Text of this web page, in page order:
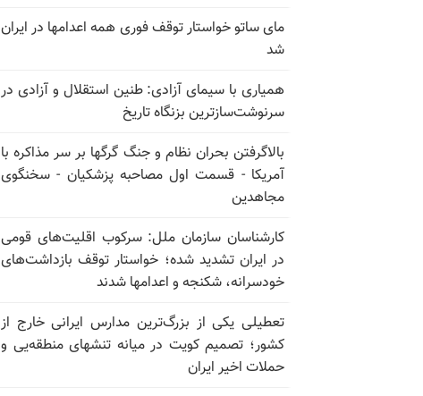
مای ساتو خواستار توقف فوری همه اعدامها در ایران
شد
همیاری با سیمای آزادی: طنین استقلال و آزادی در
سرنوشت‌سازترین بزنگاه تاریخ
بالا‌گرفتن بحران نظام و جنگ گرگها بر سر مذاکره با
آمریکا - قسمت اول مصاحبه پزشکیان - سخنگوی
مجاهدین
کارشناسان سازمان ملل: سرکوب اقلیت‌های قومی
در ایران تشدید شده؛ خواستار توقف بازداشت‌های
خودسرانه، شکنجه و اعدامها شدند
تعطیلی یکی از بزرگ‌ترین مدارس ایرانی خارج از
کشور؛ تصمیم کویت در میانه تنشهای منطقه‌یی و
حملات اخیر ایران